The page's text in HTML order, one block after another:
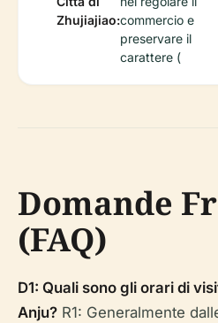
Zhujiajiao:commercio e
preservare il
carattere (
Domande
(FAQ)
D1: Quali sono gli orari di
Anju? R1: Generalmente